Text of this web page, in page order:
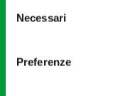
delNecessari
Preferenze
Fondazione I
Partita Iva 04410060158